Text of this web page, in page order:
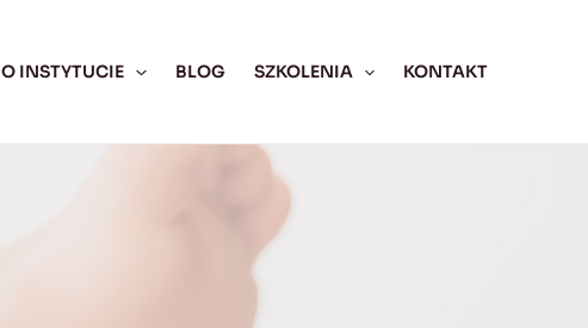
O INSTYTUCIE BLOG SZKOLENIA KONTAKT